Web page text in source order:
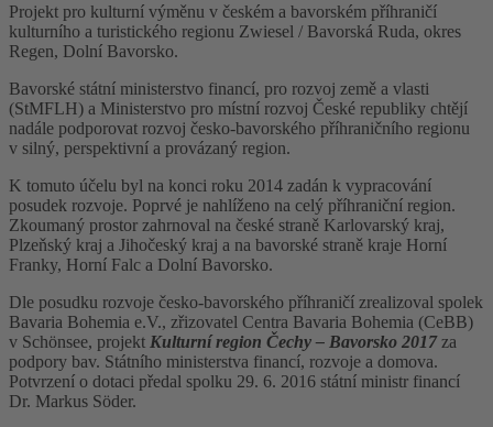
Projekt pro kulturní výměnu v českém a bavorském příhraničí
kulturního a turistického regionu Zwiesel / Bavorská Ruda, okres
Regen, Dolní Bavorsko.
Bavorské státní ministerstvo financí, pro rozvoj země a vlasti
(StMFLH) a Ministerstvo pro místní rozvoj České republiky chtějí
nadále podporovat rozvoj česko-bavorského příhraničního regionu
v silný, perspektivní a provázaný region.
K tomuto účelu byl na konci roku 2014 zadán k vypracování
posudek rozvoje. Poprvé je nahlíženo na celý příhraniční region.
Zkoumaný prostor zahrnoval na české straně Karlovarský kraj,
Plzeňský kraj a Jihočeský kraj a na bavorské straně kraje Horní
Franky, Horní Falc a Dolní Bavorsko.
Dle posudku rozvoje česko-bavorského příhraničí zrealizoval spolek
Bavaria Bohemia e.V., zřizovatel Centra Bavaria Bohemia (CeBB)
v Schönsee, projekt Kulturní region Čechy – Bavorsko 2017za
podpory bav. Státního ministerstva financí, rozvoje a domova.
Potvrzení o dotaci předal spolku 29. 6. 2016 státní ministr financí
Dr. Markus Söder.